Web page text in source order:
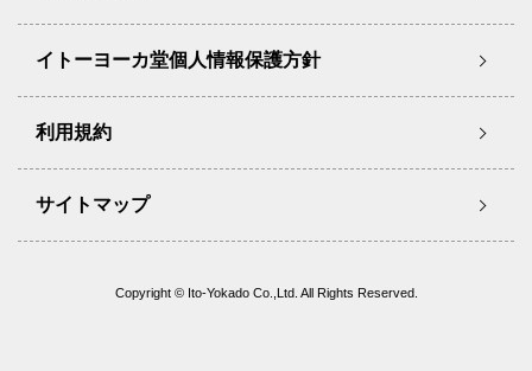
イトーヨーカ堂個人情報保護方針
利用規約
サイトマップ
Copyright © Ito-Yokado Co.,Ltd. All Rights Reserved.